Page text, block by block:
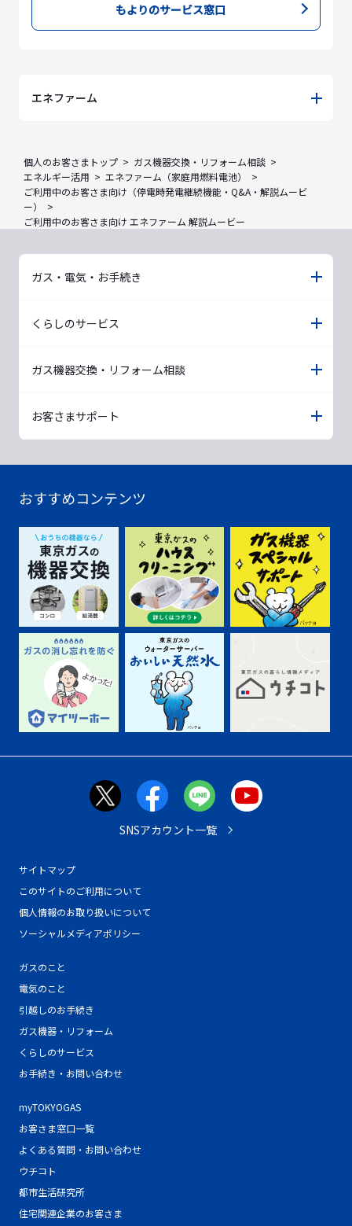
もよりのサービス窓口
エネファーム
個人のお客さまトップ
ガス機器交換・リフォーム相談
エネルギー活用
エネファーム（家庭用燃料電池）
ご利用中のお客さま向け（停電時発電継続機能・Q&A・解説ムービ
ー）
ご利用中のお客さま向け エネファーム 解説ムービー
ガス・電気・お手続き
くらしのサービス
ガス機器交換・リフォーム相談
お客さまサポート
おすすめコンテンツ
サイトマップ
このサイトのご利用について
個人情報のお取り扱いについて
ソーシャルメディアポリシー
ガスのこと
電気のこと
引越しのお手続き
ガス機器・リフォーム
くらしのサービス
お手続き・お問い合わせ
myTOKYOGAS
お客さま窓口一覧
よくある質問・お問い合わせ
ウチコト
都市生活研究所
住宅関連企業のお客さま
SNSアカウント一覧